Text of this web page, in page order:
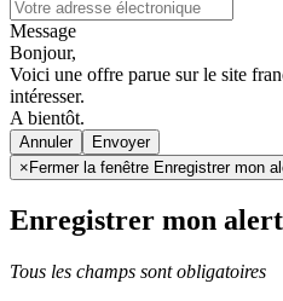
Message
Bonjour,
Voici une offre parue sur le site
intéresser.
A bientôt.
Annuler
× Fermer la fenêtre Enregistrer mon
Enregistrer mon
Tous les champs sont obligatoires